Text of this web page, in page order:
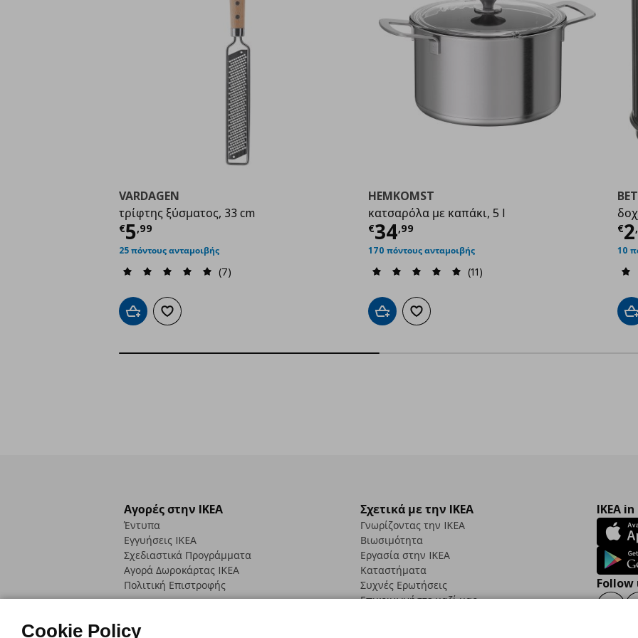
VARDAGEN
τρίφτης ξύσματος, 33 cm
€5,99
Τρέχουσα τιμή
25 πόντους ανταμοιβής
(7)
Προσθήκη στο καλάθι
Προσθήκη στα αγαπημένα
HEMKOMST
κατσαρόλα με καπάκι, 5 l
€34,99
Τρέχουσα τιμή
170 πόντους ανταμοιβής
(11)
Προσθήκη στο καλάθι
Προσθήκη στα αγαπημένα
€2,
10
Αγορές στην IKEA
Έντυπα
Εγγυήσεις IKEA
Σχεδιαστικά Προγράμματα
Αγορά Δωρoκάρτας IKEA
Πολιτική Επιστροφής
Σχετικά με την IKEA
Γνωρίζοντας την IKEA
Βιωσιμότητα
Εργασία στην IKEA
Καταστήματα
Συχνές Ερωτήσεις
Επικοινωνήστε μαζί μας
IKEA
Follow
Cookie Policy